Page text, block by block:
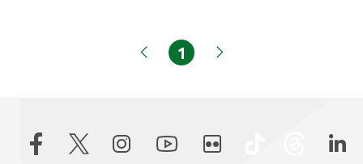
Página anterior
Página
1